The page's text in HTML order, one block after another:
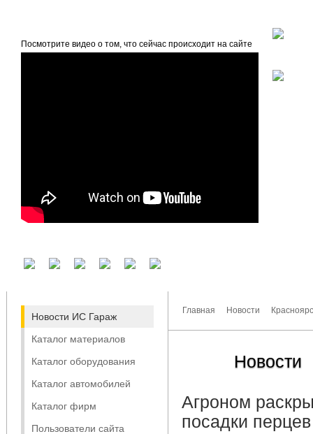
Посмотрите видео о том, что сейчас происходит на сайте
Новости ИС Гараж
Каталог материалов
Каталог оборудования
Каталог автомобилей
Каталог фирм
Пользователи сайта
Главная Новости
Новости
Агроном
посадки